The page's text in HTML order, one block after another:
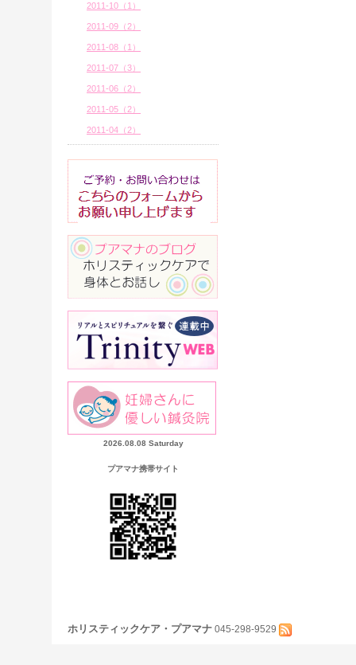
2011-10（1）
2011-09（2）
2011-08（1）
2011-07（3）
2011-06（2）
2011-05（2）
2011-04（2）
2026.08.08 Saturday
プアマナ携帯サイト
ホリスティックケア・プアマナ 045-298-9529